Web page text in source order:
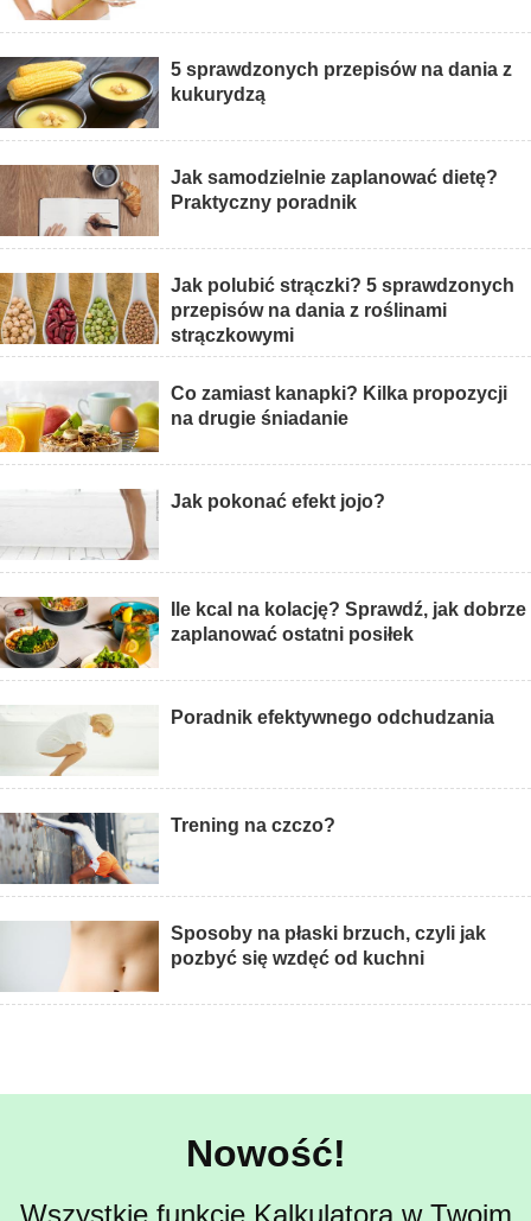
5 sprawdzonych przepisów na dania z
kukurydzą
Jak samodzielnie zaplanować dietę?
Praktyczny poradnik
Jak polubić strączki? 5 sprawdzonych
przepisów na dania z roślinami
strączkowymi
Co zamiast kanapki? Kilka propozycji
na drugie śniadanie
Jak pokonać efekt jojo?
Ile kcal na kolację? Sprawdź, jak dobrze
zaplanować ostatni posiłek
Poradnik efektywnego odchudzania
Trening na czczo?
Sposoby na płaski brzuch, czyli jak
pozbyć się wzdęć od kuchni
Nowość!
Wszystkie funkcje Kalkulatora w Twoim